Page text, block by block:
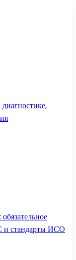
и стандарты ИСО